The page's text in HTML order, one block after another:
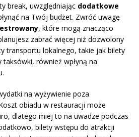
break, uwzględniając dodatkowe
na Twój budżet. Zwróć uwagę
, które mogą znacząco
zabrać więcej niż dozwolony
transportu lokalnego, takie jak bilety
również wpłyną na
na wyżywienie poza
obiadu w restauracji może
dlatego miej to na uwadze podczas
bilety wstępu do atrakcji